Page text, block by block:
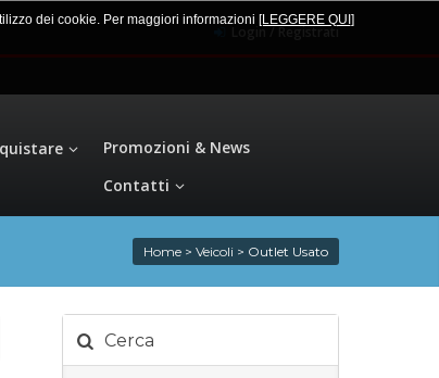
dei cookie. Per maggiori informazioni [LEGGERE QUI ]
Login / Registrati
Promozioni & News
Contatti
Home> Veicoli > Outlet Usato
Cerca